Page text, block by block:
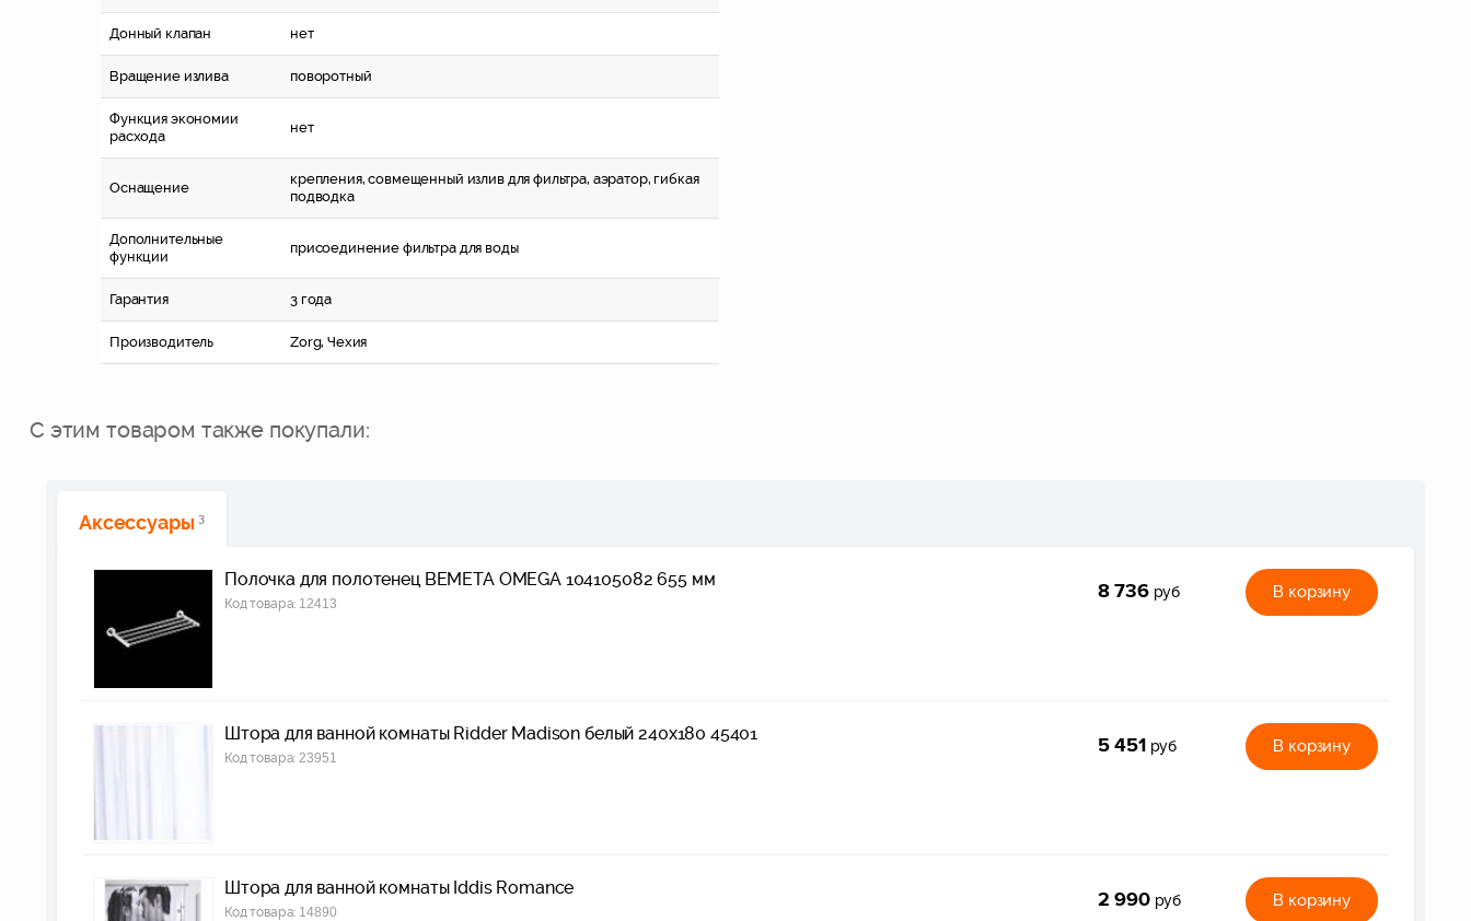
Донный клапан нет
Вращение излива поворотный
Функция экономии
расхода
нет
Оснащение
крепления, совмещенный излив для фильтра, аэратор, гибкая
подводка
Дополнительные
функции
присоединение фильтра для воды
Гарантия 3 года
Производитель Zorg, Чехия
С этим товаром также покупали:
Аксессуары 3
Полочка для полотенец BEMETA OMEGA 104105082 655 мм
Код товара: 12413 8 736 руб В корзину
Штора для ванной комнаты Ridder Madison белый 240x180 45401
Код товара: 23951 5 451 руб В корзину
Штора для ванной комнаты Iddis Romance
Код товара: 14890 2 990 руб В корзину